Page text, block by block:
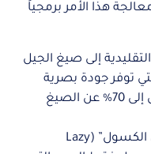
هذا الأمر برمجياً
إلى صيغ الجيل
توفر جودة بصرية
مذهلة بحجم يقل بنسبة تصل إلى 70% عن الصيغ
تفعيل خاصية “التحميل الكسول” (Lazy